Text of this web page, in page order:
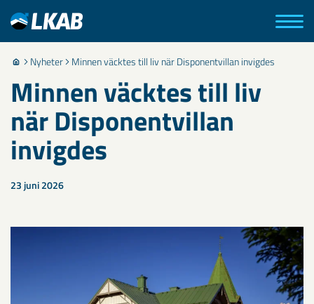
Nyheter Minnen väcktes till liv när Disponentvillan invigdes
Minnen väcktes till liv
när Disponentvillan
invigdes
23 juni 2026